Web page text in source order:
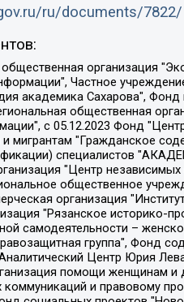
ru/documents/7822/
Автономная некоммерческая организация социальной поддержки населения "Проект Апрель", Региональная общественная организация помощи женщинам и детям, находящимся в кризисной ситуации "Информационно-методический центр "Анна", Фонд содействия развитию массовых коммуникаций и правовому просвещению "Так-так-Так", Фонд содействия устойчивому развитию "Серебряная тайга", Свердловский региональный общественный фонд социальных проектов "Новое время", "Idel.Реалии", Кавказ.Реалии, Крым.Реалии, Телеканал Настоящее Время, Татаро-башкирская служба Радио Свобода (Azatliq Radiosi), Радио Свободная Европа/Радио Свобода (PCE/PC), "Сибирь.Реалии", "Фактограф", Благотворительный фонд помощи осужденным и их семьям, Автономная некоммерческая организация "Институт глобализации и социальных движений", Фонд "В защиту прав заключенных", Частное учреждение "Центр поддержки и содействия развитию средств массовой информации", Пензенский региональный общественный благотворительный фонд "Гражданский союз", "Север.Реалии", Некоммерческая организация Фонд "Правовая инициатива", Общество с ограниченной ответственностью "Радио Свободная Европа/Радио Свобода", Чешское информационное агентство "MEDIUM-ORIENT", Красноярская региональная общественная организация "Мы против СПИДа", Камалягин Денис Николаевич, Маркелов Сергей Евгеньевич, Пономарев Лев Александрович, Савицкая Людмила Алексеевна, Автономная некоммерческая организация "Центр по работе с проблемой насилия "НАСИЛИЮ.НЕТ", Межрегиональный профессиональный союз работников здравоохранения "Альянс врачей", Юридическое лицо, зарегистрированное в Латвийской Республике, SIA "Medusa Project" (регистрационный номер 40103797863, дата регистрации 10.06.2014), Некоммерческая организация "Фонд по борьбе с коррупцией", Автономная